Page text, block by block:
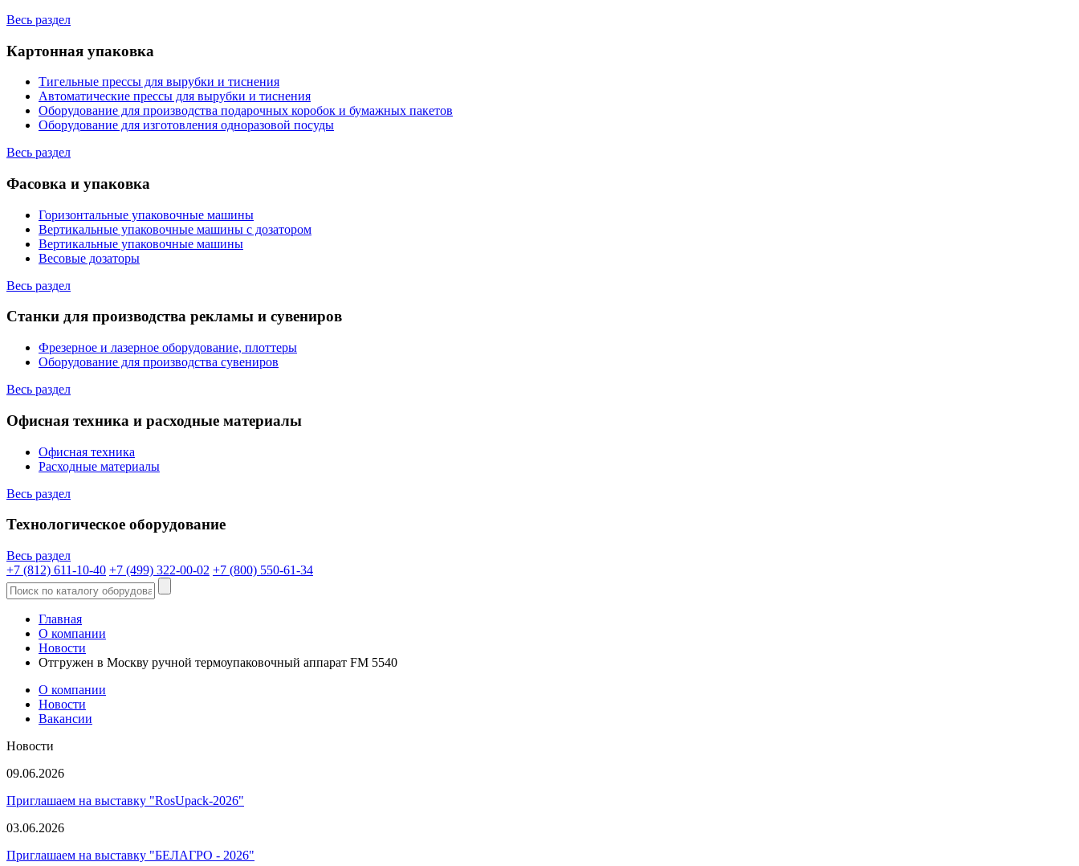
Весь раздел
Картонная упаковка
Тигельные прессы для вырубки и тиснения
Автоматические прессы для вырубки и тиснения
Оборудование для производства подарочных коробок и бумажных пакетов
Оборудование для изготовления одноразовой посуды
Весь раздел
Фасовка и упаковка
Горизонтальные упаковочные машины
Вертикальные упаковочные машины с дозатором
Вертикальные упаковочные машины
Весовые дозаторы
Весь раздел
Станки для производства рекламы и сувениров
Фрезерное и лазерное оборудование, плоттеры
Оборудование для производства сувениров
Весь раздел
Офисная техника и расходные материалы
Офисная техника
Расходные материалы
Весь раздел
Технологическое оборудование
Весь раздел
+7 (812) 611-10-40 +7 (499) 322-00-02 +7 (800) 550-61-34
Главная
О компании
Новости
Отгружен в Москву ручной термоупаковочный аппарат FM 5540
О компании
Новости
Вакансии
Новости
09.06.2026
Приглашаем на выставку "RosUpack-2026"
03.06.2026
Приглашаем на выставку "БЕЛАГРО - 2026"